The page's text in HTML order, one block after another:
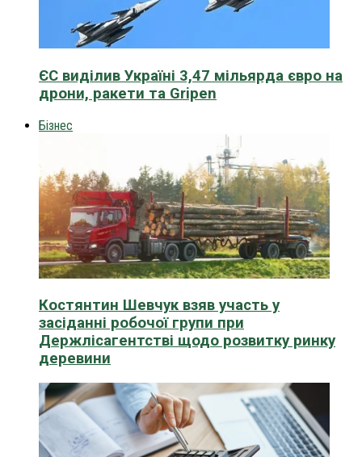
ЄС виділив Україні 3,47 мільярда євро на
дрони, ракети та Gripen
Бізнес
Костянтин Шевчук взяв участь у
засіданні робочої групи при
Держлісагентстві щодо розвитку ринку
деревини